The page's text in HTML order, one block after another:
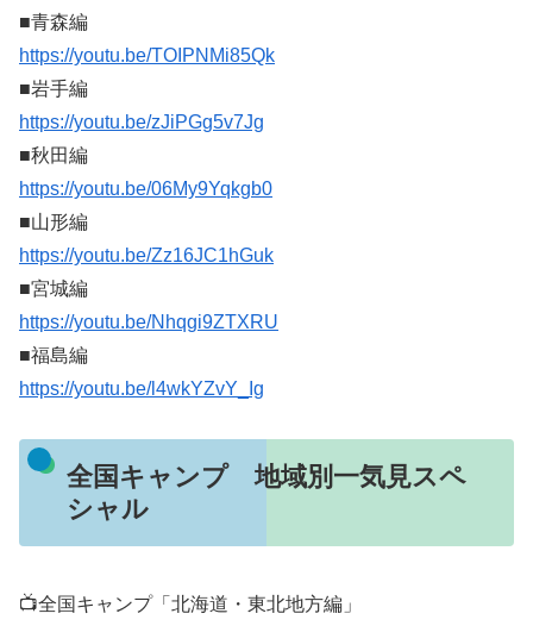
■青森編
https://youtu.be/TOIPNMi85Qk
■岩手編
https://youtu.be/zJiPGg5v7Jg
■秋田編
https://youtu.be/06My9Yqkgb0
■山形編
https://youtu.be/Zz16JC1hGuk
■宮城編
https://youtu.be/Nhqgi9ZTXRU
■福島編
https://youtu.be/l4wkYZvY_Ig
全国キャンプ 地域別一気見スペ
シャル
📺全国キャンプ「北海道・東北地方編」